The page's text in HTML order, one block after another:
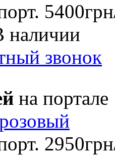
наличии
звонок
на портале